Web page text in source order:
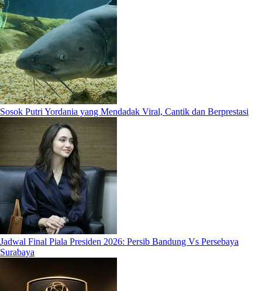
Sosok Putri Yordania yang Mendadak Viral, Cantik dan Berprestasi
Jadwal Final Piala Presiden 2026: Persib Bandung Vs Persebaya
Surabaya